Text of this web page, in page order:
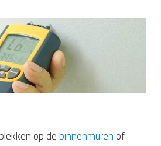
op debinnenmuren of